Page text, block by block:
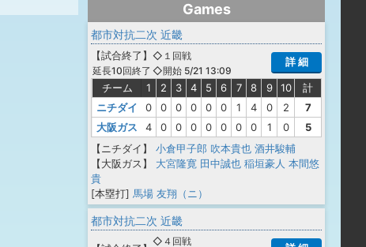
Games
都市対抗二次 近畿
【試合終了 】
延長10回終了
◇１回戦
◇開始 5/21 13:09
詳 細
チーム 1 2 3 4 5 6 7 8 9 10
計
ニチダイ
0 0 0 0 0 0 1 4 0 2
7
大阪ガス
4 0 0 0 0 0 0 0 1 0
5
【ニチダイ】
小倉甲子郎 吹本貴也 酒井駿輔
【大阪ガス】
大宮隆寛 田中誠也 稲垣豪人 本間悠
貴
[本塁打] 馬場 友翔（ニ）
都市対抗二次 近畿
◇４回戦